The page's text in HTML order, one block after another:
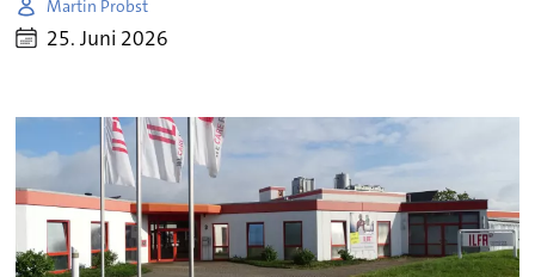
Martin Probst
25. Juni 2026